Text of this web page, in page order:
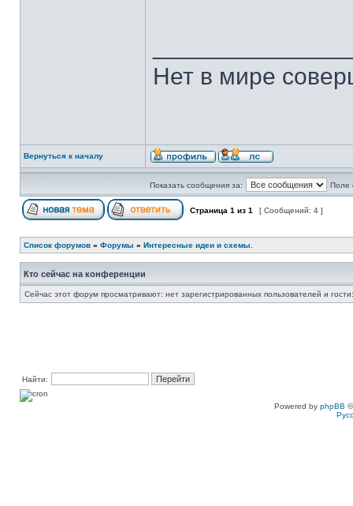
Нет в мире
Вернуться к началу
Показать сообщения за: Поле
Страница 1 из 1 [ Сообщений: 4 ]
Список форумов » Форумы » Интересные идеи и схемы.
Кто сейчас на конференции
Сейчас этот форум просматривают: нет зарегистрированных пользователей и
Найти:
Powered by phpBB